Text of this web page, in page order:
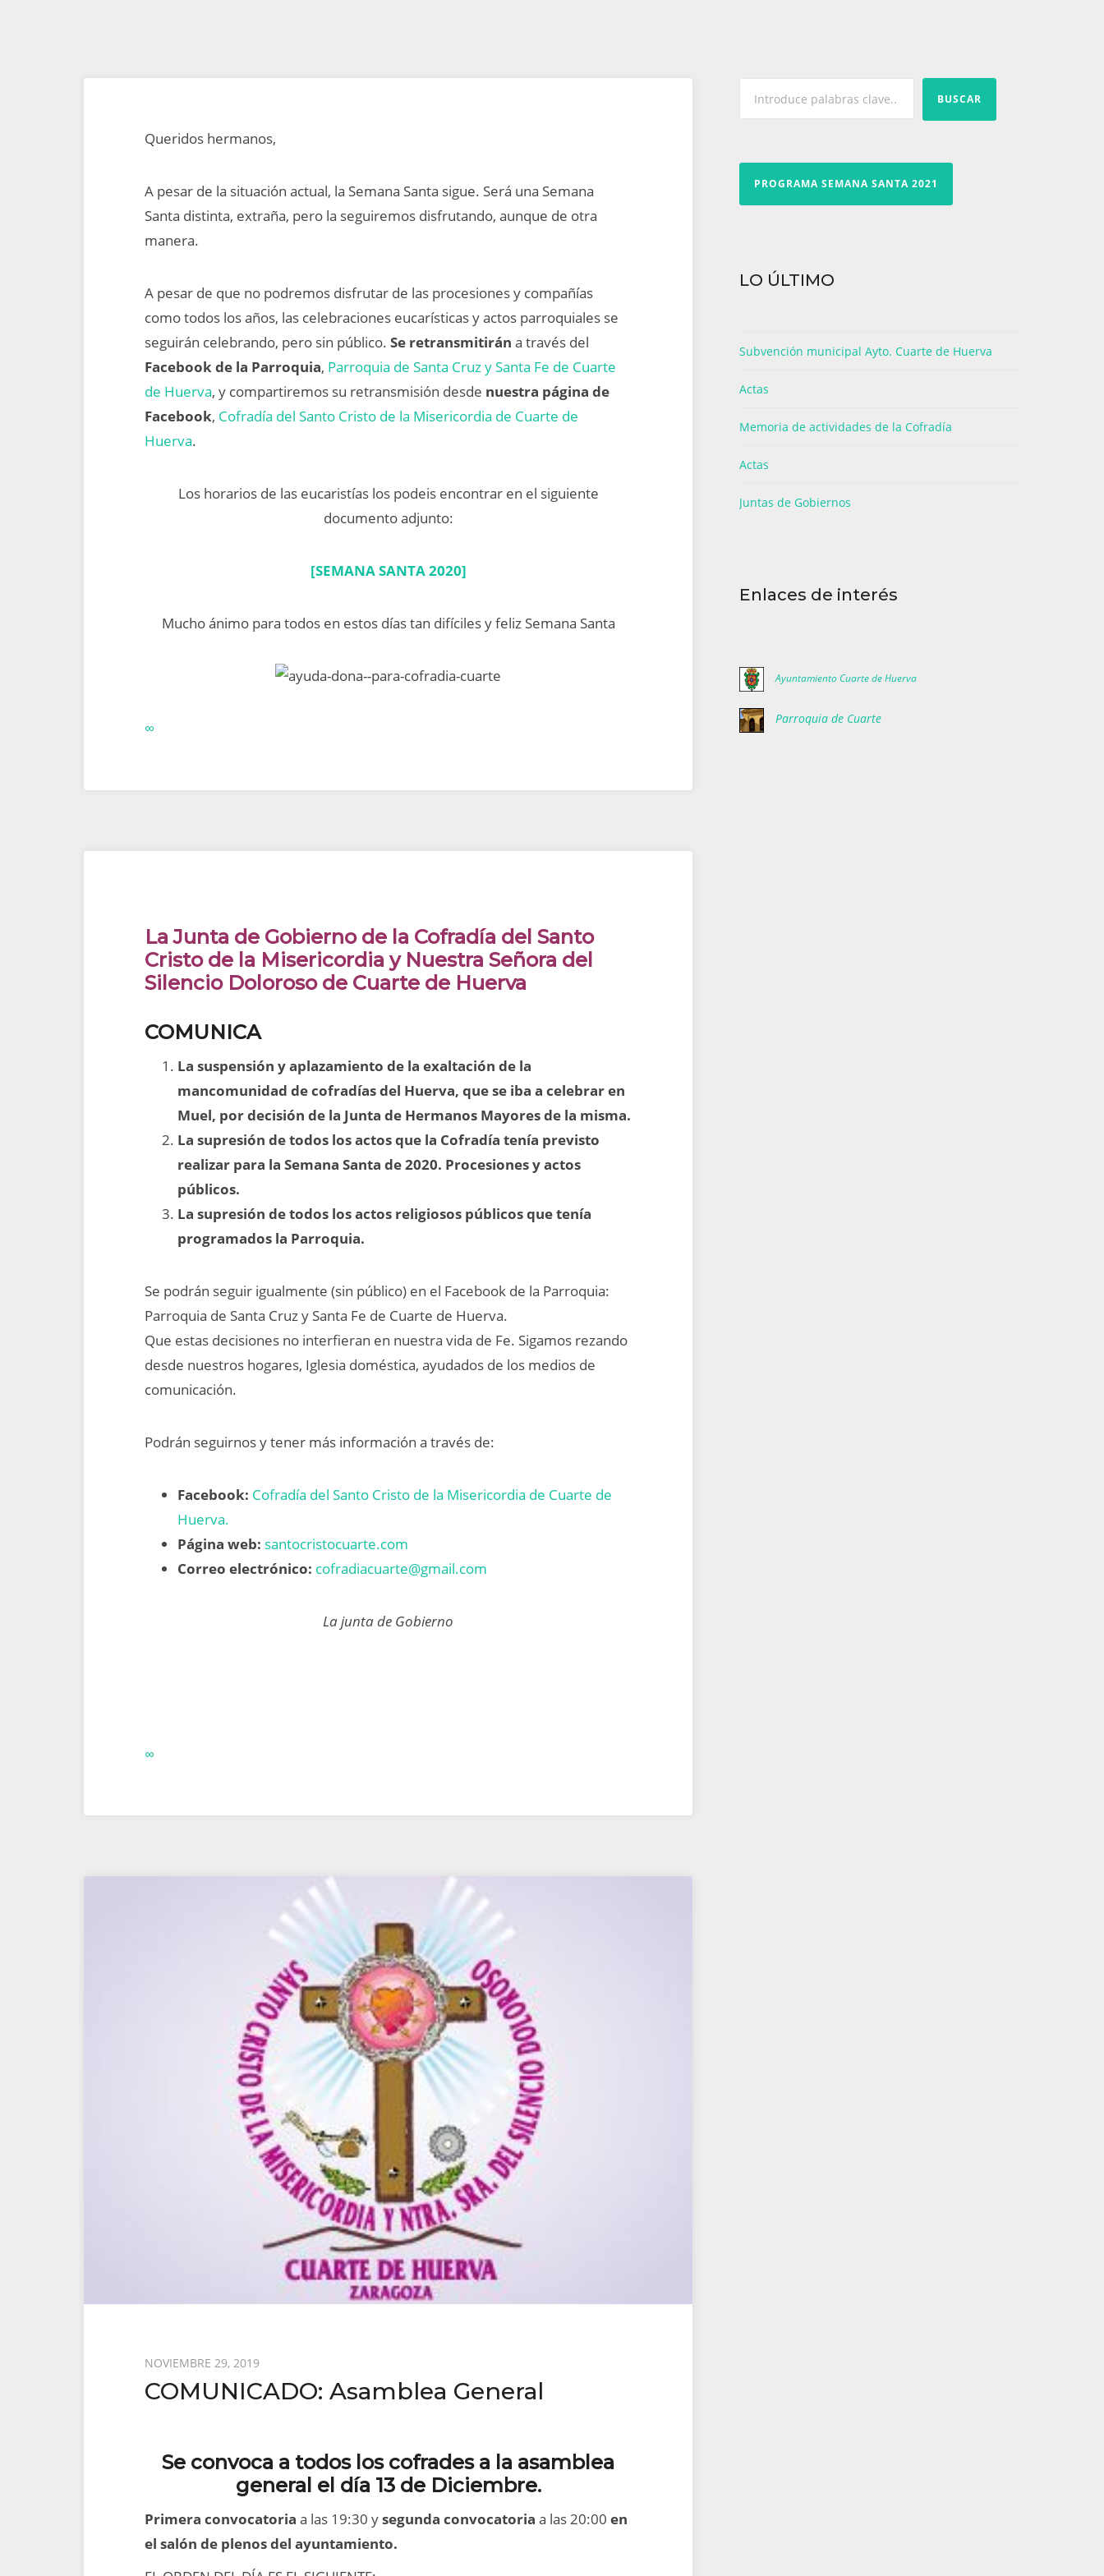
Queridos hermanos,
A pesar de la situación actual, la Semana Santa sigue. Será una Semana
Santa distinta, extraña, pero la seguiremos disfrutando, aunque de otra
manera.
A pesar de que no podremos disfrutar de las procesiones y compañías
como todos los años, las celebraciones eucarísticas y actos parroquiales se
seguirán celebrando, pero sin público.Se retransmitirán a través del
Facebook de la Parroquia, Parroquia de Santa Cruz y Santa Fe de Cuarte
de Huerva, y compartiremos su retransmisión desde nuestra página de
Facebook, Cofradía del Santo Cristo de la Misericordia de Cuarte de
Huerva.
Los horarios de las eucaristías los podeis encontrar en el siguiente
documento adjunto:
[SEMANA SANTA 2020]
Mucho ánimo para todos en estos días tan difíciles y feliz Semana Santa
∞
La Junta de Gobierno de la Cofradía del Santo
Cristo de la Misericordia y Nuestra Señora del
Silencio Doloroso de Cuarte de Huerva
COMUNICA
La suspensión y aplazamiento de la exaltación de la
mancomunidad de cofradías del Huerva, que se iba a celebrar en
Muel, por decisión de la Junta de Hermanos Mayores de la misma.
La supresión de todos los actos que la Cofradía tenía previsto
realizar para la Semana Santa de 2020. Procesiones y actos
públicos.
La supresión de todos los actos religiosos públicos que tenía
programados la Parroquia.
Se podrán seguir igualmente (sin público) en el Facebook de la Parroquia:
Parroquia de Santa Cruz y Santa Fe de Cuarte de Huerva.
Que estas decisiones no interfieran en nuestra vida de Fe. Sigamos rezando
desde nuestros hogares, Iglesia doméstica, ayudados de los medios de
comunicación.
Podrán seguirnos y tener más información a través de:
Facebook: Cofradía del Santo Cristo de la Misericordia de Cuarte de
Huerva.
Página web: santocristocuarte.com
Correo electrónico: cofradiacuarte@gmail.com
La junta de Gobierno
∞
Posted
on
NOVIEMBRE 29, 2019
COMUNICADO: Asamblea General
Se convoca a todos los cofrades a la asamblea
general el día 13 de Diciembre.
Primera convocatoria a las 19:30 ysegunda convocatoria a las 20:00en
el salón de plenos del ayuntamiento.
BUSCAR
PROGRAMA SEMANA SANTA 2021
LO ÚLTIMO
Subvención municipal Ayto. Cuarte de Huerva
Actas
Memoria de actividades de la Cofradía
Actas
Juntas de Gobiernos
Enlaces de interés
Ayuntamiento Cuarte de Huerva
Parroquia de Cuarte